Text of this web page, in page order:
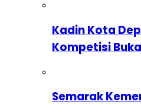
Kadin Kota
Kompetisi
Semarak